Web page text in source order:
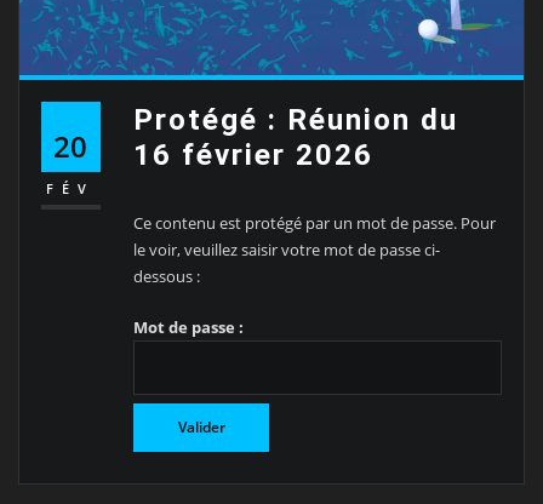
20
FÉV
Protégé : Réunion du
16 février 2026
Ce contenu est protégé par un mot de passe. Pour
le voir, veuillez saisir votre mot de passe ci-
dessous :
Mot de passe :